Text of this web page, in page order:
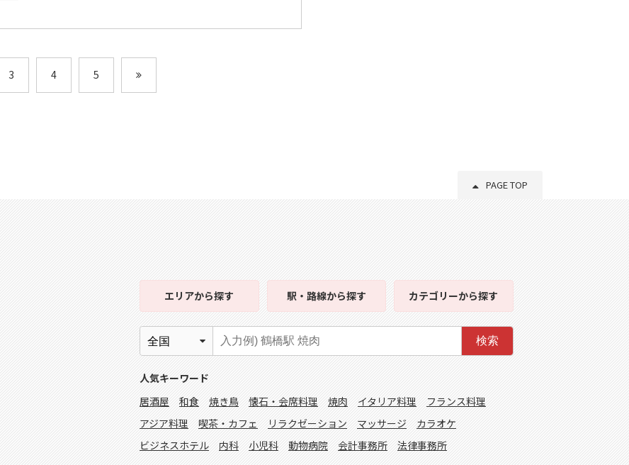
3 4 5
PAGE TOP
エリアから探す 駅・路線から探す カテゴリーから探す
検索
人気キーワード
居酒屋
和食 焼き鳥 懐石・会席料理 焼肉 イタリア料理
フランス料理
アジア料理
喫茶・カフェ リラクゼーション マッサージ
カラオケ
ビジネスホテル
内科 小児科 動物病院 会計事務所 法律事務所